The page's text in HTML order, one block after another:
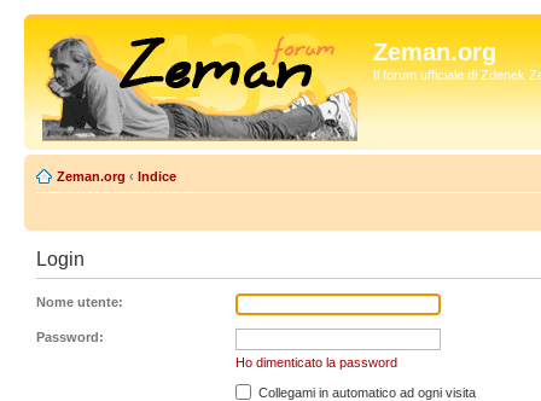
Zeman.org
Il forum ufficiale di Zdenek
Zeman.org ‹ Indice
Login
Nome utente:
Password:
Ho dimenticato la password
Collegami in automatico ad ogni visita